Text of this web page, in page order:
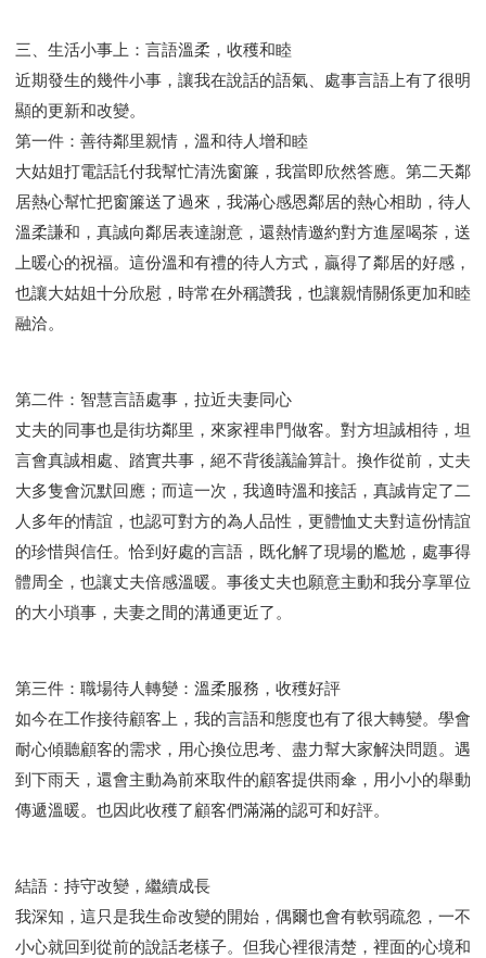
三、生活小事上：言語溫柔，收穫和睦
近期發生的幾件小事，讓我在說話的語氣、處事言語上有了很明
顯的更新和改變。
第一件：善待鄰里親情，溫和待人增和睦
大姑姐打電話託付我幫忙清洗窗簾，我當即欣然答應。第二天鄰
居熱心幫忙把窗簾送了過來，我滿心感恩鄰居的熱心相助，待人
溫柔謙和，真誠向鄰居表達謝意，還熱情邀約對方進屋喝茶，送
上暖心的祝福。這份溫和有禮的待人方式，贏得了鄰居的好感，
也讓大姑姐十分欣慰，時常在外稱讚我，也讓親情關係更加和睦
融洽。
第二件：智慧言語處事，拉近夫妻同心
丈夫的同事也是街坊鄰里，來家裡串門做客。對方坦誠相待，坦
言會真誠相處、踏實共事，絕不背後議論算計。換作從前，丈夫
大多隻會沉默回應；而這一次，我適時溫和接話，真誠肯定了二
人多年的情誼，也認可對方的為人品性，更體恤丈夫對這份情誼
的珍惜與信任。恰到好處的言語，既化解了現場的尷尬，處事得
體周全，也讓丈夫倍感溫暖。事後丈夫也願意主動和我分享單位
的大小瑣事，夫妻之間的溝通更近了。
第三件：職場待人轉變：溫柔服務，收穫好評
如今在工作接待顧客上，我的言語和態度也有了很大轉變。學會
耐心傾聽顧客的需求，用心換位思考、盡力幫大家解決問題。遇
到下雨天，還會主動為前來取件的顧客提供雨傘，用小小的舉動
傳遞溫暖。也因此收穫了顧客們滿滿的認可和好評。
結語：持守改變，繼續成長
我深知，這只是我生命改變的開始，偶爾也會有軟弱疏忽，一不
小心就回到從前的說話老樣子。但我心裡很清楚，裡面的心境和